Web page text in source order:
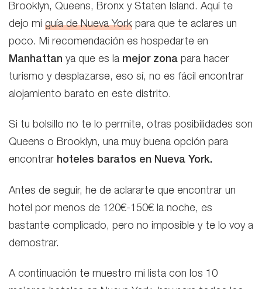
Brooklyn, Queens, Bronx y Staten Island. Aquí te
dejo mi guía de Nueva York para que te aclares un
poco. Mi recomendación es hospedarte en
Manhattan ya que es la mejor zona para hacer
turismo y desplazarse, eso sí, no es fácil encontrar
alojamiento barato en este distrito.
Si tu bolsillo no te lo permite, otras posibilidades son
Queens o Brooklyn, una muy buena opción para
encontrar hoteles baratos en Nueva York.
Antes de seguir, he de aclararte que encontrar un
hotel por menos de 120€-150€ la noche, es
bastante complicado, pero no imposible y te lo voy a
demostrar.
A continuación te muestro mi lista con los 10